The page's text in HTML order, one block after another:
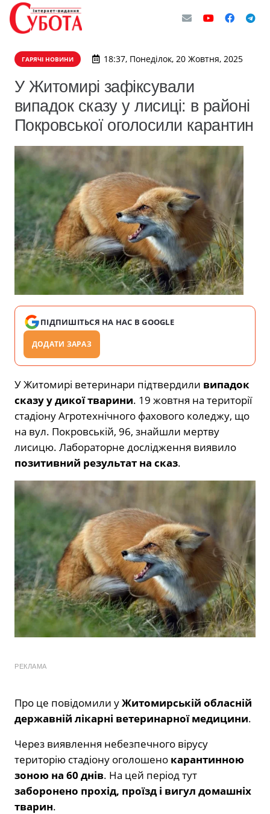
ГАРЯЧІ НОВИНИ 18:37, Понеділок, 20 Жовтня, 2025
У Житомирі зафіксували
випадок сказу у лисиці: в районі
Покровської оголосили карантин
ПІДПИШІТЬСЯ НА НАС В GOOGLE
ДОДАТИ ЗАРАЗ
У Житомирі ветеринари підтвердили випадок
сказу у дикої тварини. 19 жовтня на території
стадіону Агротехнічного фахового коледжу, що
на вул. Покровській, 96, знайшли мертву
лисицю. Лабораторне дослідження виявило
позитивний результат на сказ.
РЕКЛАМА
Про це повідомили уЖитомирській обласній
державній лікарні ветеринарної медицини.
Через виявлення небезпечного вірусу
територію стадіону оголошено карантинною
зоною на 60 днів. На цей період тут
заборонено прохід, проїзд і вигул домашніх
тварин.